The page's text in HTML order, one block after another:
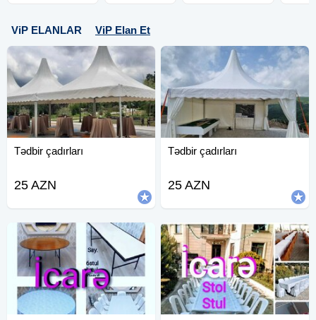
ViP ELANLAR ViP Elan Et
Tədbir çadırları
25 AZN
Tədbir çadırları
25 AZN